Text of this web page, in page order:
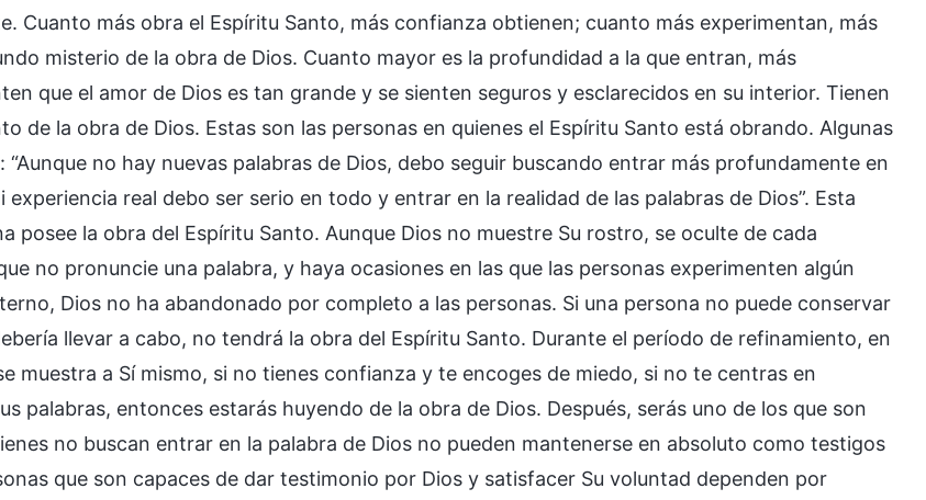
Cuanto más obra el Espíritu Santo, más confianza obtienen; cuanto más experimentan, más
misterio de la obra de Dios. Cuanto mayor es la profundidad a la que entran, más
que el amor de Dios es tan grande y se sienten seguros y esclarecidos en su interior. Tienen
de la obra de Dios. Estas son las personas en quienes el Espíritu Santo está obrando. Algunas
“Aunque no hay nuevas palabras de Dios, debo seguir buscando entrar más profundamente en
experiencia real debo ser serio en todo y entrar en la realidad de las palabras de Dios”. Esta
posee la obra del Espíritu Santo. Aunque Dios no muestre Su rostro, se oculte de cada
no pronuncie una palabra, y haya ocasiones en las que las personas experimenten algún
Dios no ha abandonado por completo a las personas. Si una persona no puede conservar
llevar a cabo, no tendrá la obra del Espíritu Santo. Durante el período de refinamiento, en
muestra a Sí mismo, si no tienes confianza y te encoges de miedo, si no te centras en
palabras, entonces estarás huyendo de la obra de Dios. Después, serás uno de los que son
no buscan entrar en la palabra de Dios no pueden mantenerse en absoluto como testigos
que son capaces de dar testimonio por Dios y satisfacer Su voluntad dependen por